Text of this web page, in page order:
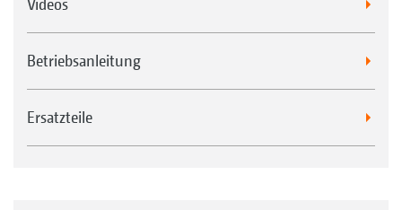
Betriebsanleitung
Ersatzteile